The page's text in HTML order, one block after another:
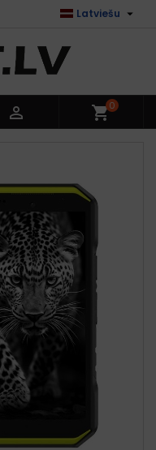
Latviešu 
 shopping_cart0